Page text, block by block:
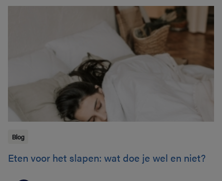
Blog
Eten voor het slapen: wat doe je wel en niet?